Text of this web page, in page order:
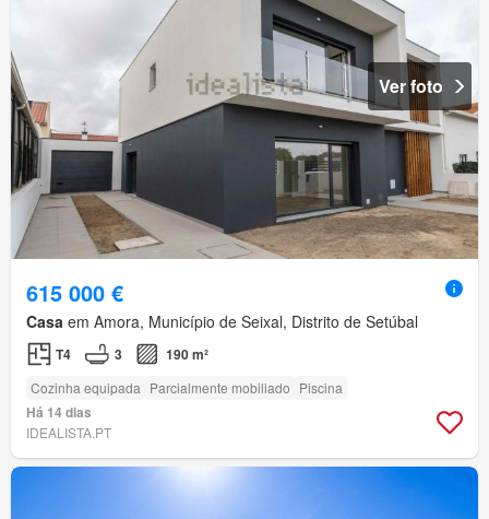
Ver foto
615 000 €
Casa em Amora, Município de Seixal, Distrito de Setúbal
T4 3 190 m²
Cozinha equipada Parcialmente mobiliado Piscina
Há 14 dias
IDEALISTA.PT